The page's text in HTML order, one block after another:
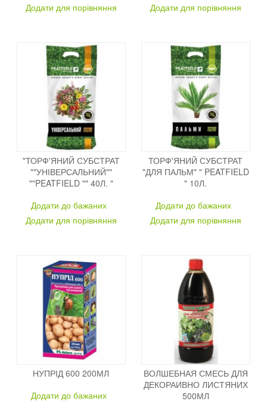
Додати для порівняння
Додати для порівняння
"ТОРФ'ЯНИЙ СУБСТРАТ
""УНІВЕРСАЛЬНИЙ""
""PEATFIELD "" 40Л. "
Додати до бажаних
Додати для порівняння
ТОРФ'ЯНИЙ СУБСТРАТ
"ДЛЯ ПАЛЬМ" " PEATFIELD
" 10Л.
Додати до бажаних
Додати для порівняння
НУПРІД 600 200МЛ
Додати до бажаних
ВОЛШЕБНАЯ СМЕСЬ ДЛЯ
ДЕКОРАИВНО ЛИСТЯНИХ
500МЛ